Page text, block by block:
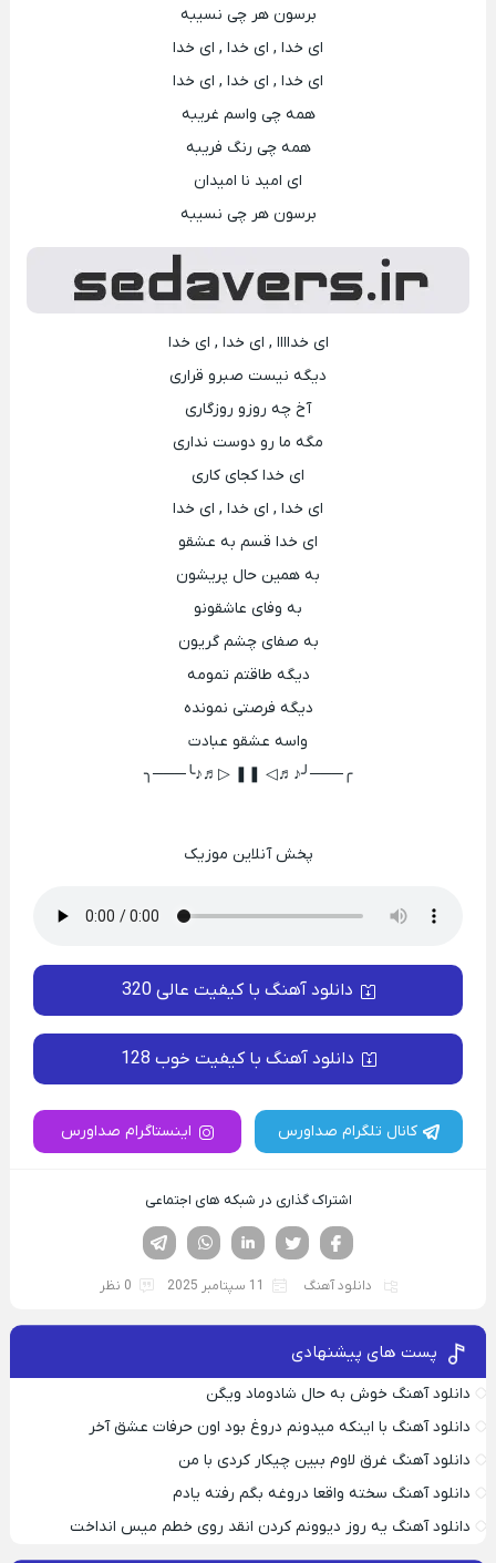
برسون هر چی نسیبه
ای خدا , ای خدا , ای خدا
ای خدا , ای خدا , ای خدا
همه چی واسم غریبه
همه چی رنگ فریبه
ای امید نا امیدان
برسون هر چی نسیبه
ای خداااا , ای خدا , ای خدا
دیگه نیست صبرو قراری
آخ چه روزو روزگاری
مگه ما رو دوست نداری
ای خدا کجای کاری
ای خدا , ای خدا , ای خدا
ای خدا قسم به عشقو
به همین حال پریشون
به وفای عاشقونو
به صفای چشم گریون
دیگه طاقتم تمومه
دیگه فرصتی نمونده
واسه عشقو عبادت
╭───╯♪♬◁ ❚❚ ▷♬♪╰───╮
پخش آنلاین موزیک
دانلود آهنگ با کیفیت عالی 320
دانلود آهنگ با کیفیت خوب 128
کانال تلگرام صداورس اینستاگرام صداورس
اشتراک گذاری در شبکه های اجتماعی
لینکدین تویتر
فیسوک
دانلود آهنگ 11 سپتامبر 2025 0 نظر
پست های پیشنهادی
دانلود آهنگ خوش به حال شادوماد ویگن
دانلود آهنگ با اینکه میدونم دروغ بود اون حرفات عشق آخر
دانلود آهنگ غرق لاوم ببین چیکار کردی با من
دانلود آهنگ سخته واقعا دروغه بگم رفته یادم
دانلود آهنگ یه روز دیوونم کردن انقد روی خطم میس انداخت